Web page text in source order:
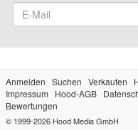
Anmelden Suchen Verkaufen
Impressum
Hood-AGB
Bewertungen
© 1999-2026 Hood Media GmbH